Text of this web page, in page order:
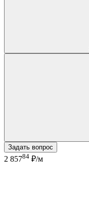
Задать вопрос
2 85784 ₽/м